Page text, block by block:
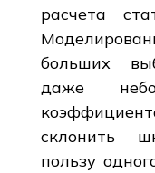
расчета
больших
даже
склонить
пользу